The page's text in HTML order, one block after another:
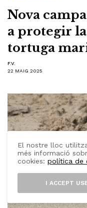
Nova
a protegir
tortuga
F.V.
22 MAIG 2025
El nostre lloc
més informació
cookies:política de
I ACCEPT